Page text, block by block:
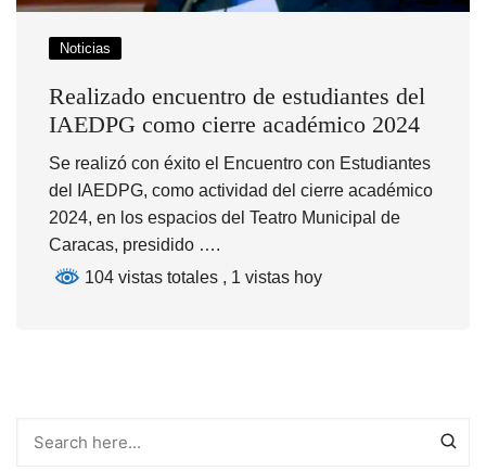
Noticias
Realizado encuentro de estudiantes del
IAEDPG como cierre académico 2024
Se realizó con éxito el Encuentro con Estudiantes
del IAEDPG, como actividad del cierre académico
2024, en los espacios del Teatro Municipal de
Caracas, presidido ….
104 vistas totales , 1 vistas hoy